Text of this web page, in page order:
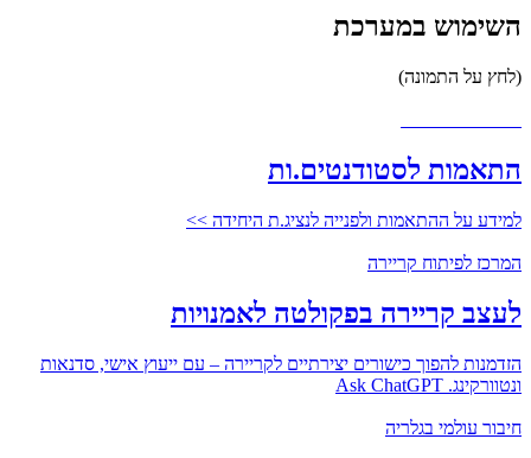
השימוש במערכת
(לחץ על התמונה)
התאמות לסטודנטים.ות
למידע על ההתאמות ולפנייה לנציג.ת היחידה >>
המרכז לפיתוח קריירה
לעצב קריירה בפקולטה לאמנויות
הזדמנות להפוך כישורים יצירתיים לקריירה – עם ייעוץ אישי, סדנאות
ונטוורקינג. Ask ChatGPT
חיבור עולמי בגלריה